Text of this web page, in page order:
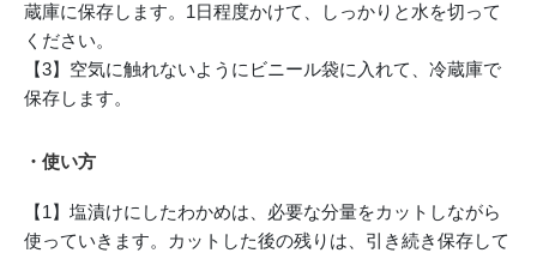
蔵庫に保存します。1日程度かけて、しっかりと水を切って
ください。
【3】空気に触れないようにビニール袋に入れて、冷蔵庫で
保存します。
・使い方
【1】塩漬けにしたわかめは、必要な分量をカットしながら
使っていきます。カットした後の残りは、引き続き保存して